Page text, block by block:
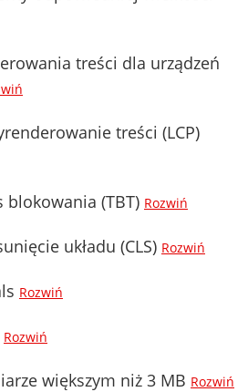
treści dla urządzeń
treści (LCP)
blokowania (TBT) Rozwiń
układu (CLS) Rozwiń
Rozwiń
Rozwiń
większym niż 3 MB Rozwiń